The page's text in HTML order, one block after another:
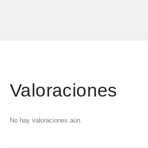
Valoraciones
No hay valoraciones aún.